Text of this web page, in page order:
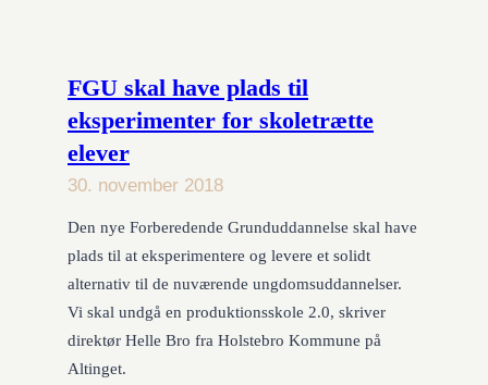
FGU skal have plads til
eksperimenter for skoletrætte
elever
30. november 2018
Den nye Forberedende Grunduddannelse skal have
plads til at eksperimentere og levere et solidt
alternativ til de nuværende ungdomsuddannelser.
Vi skal undgå en produktionsskole 2.0, skriver
direktør Helle Bro fra Holstebro Kommune på
Altinget.